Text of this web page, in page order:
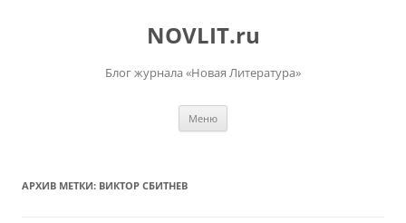
NOVLIT.ru
Блог журнала «Новая Литература»
Меню
АРХИВ МЕТКИ: ВИКТОР СБИТНЕВ